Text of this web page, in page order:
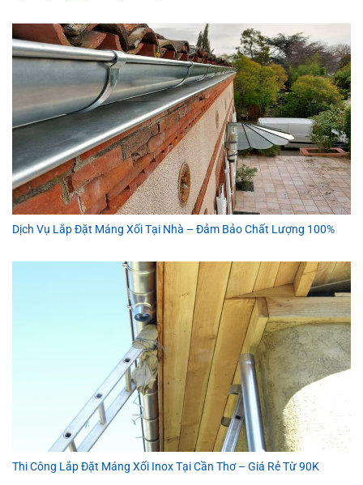
Dịch Vụ Lắp Đặt Máng Xối Tại Nhà – Đảm Bảo Chất Lượng 100%
Thi Công Lắp Đặt Máng Xối Inox Tại Cần Thơ – Giá Rẻ Từ 90K